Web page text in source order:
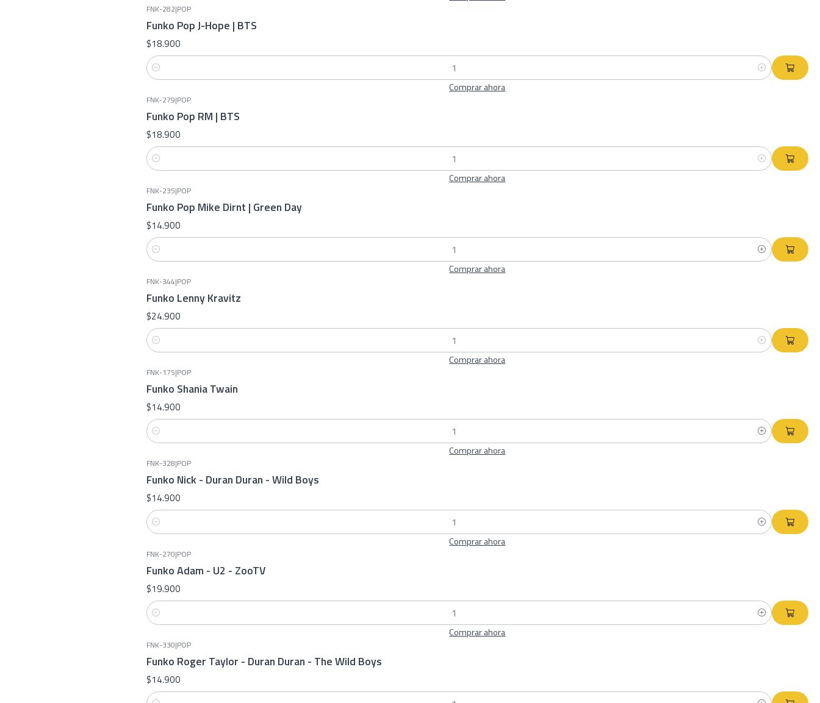
FNK-282|POP
Funko Pop J-Hope | BTS
$18.900
Cantidad
Comprar ahora
FNK-279|POP
Funko Pop RM | BTS
$18.900
Cantidad
Comprar ahora
FNK-235|POP
Funko Pop Mike Dirnt | Green Day
$14.900
Cantidad
Comprar ahora
FNK-344|POP
Funko Lenny Kravitz
$24.900
Cantidad
Comprar ahora
FNK-175|POP
Funko Shania Twain
$14.900
Cantidad
Comprar ahora
FNK-328|POP
Funko Nick - Duran Duran - Wild Boys
$14.900
Cantidad
Comprar ahora
FNK-270|POP
Funko Adam - U2 - ZooTV
$19.900
Cantidad
Comprar ahora
FNK-330|POP
Funko Roger Taylor - Duran Duran - The Wild Boys
$14.900